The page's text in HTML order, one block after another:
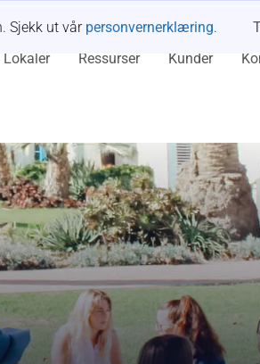
Sjekk ut vår personvernerklæring.
Lokaler Ressurser Kunder